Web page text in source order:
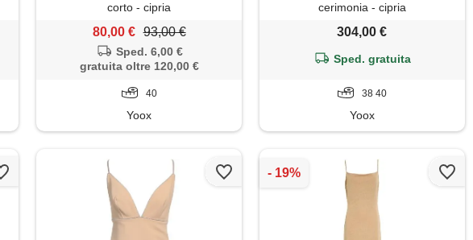
corto - cipria
80,00 € 93,00 €
Sped. 6,00 €
gratuita oltre 120,00 €
40
Yoox
cerimonia - cipria
304,00 €
Sped. gratuita
38 40
Yoox